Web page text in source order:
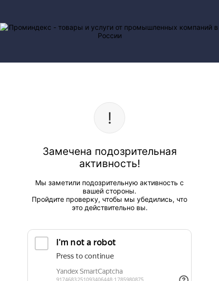
Замечена подозрительная
активность!
Мы заметили подозрительную активность с
вашей стороны.
Пройдите проверку, чтобы мы убедились, что
это действительно вы.